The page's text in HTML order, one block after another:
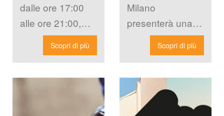
dalle ore 17:00
alle ore 21:00,
nello showroom
Bizeta, in via
Scopri di più
Milano
presenterà una
erie di eventi e
pettacoli, grazie
“Ogni volta unica
la […]
Scopri di più